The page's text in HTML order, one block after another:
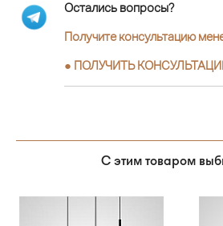
Остались вопросы?
Получите консультацию
● ПОЛУЧИТЬ
С этим товаром